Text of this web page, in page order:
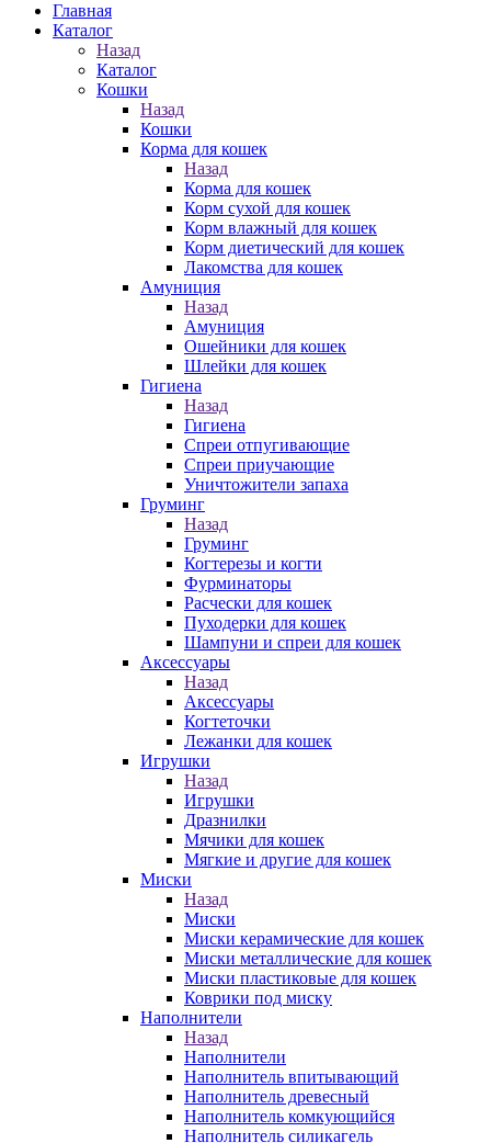
Главная
Каталог
Назад
Каталог
Кошки
Назад
Кошки
Корма для кошек
Назад
Корма для кошек
Корм сухой для кошек
Корм влажный для кошек
Корм диетический для кошек
Лакомства для кошек
Амуниция
Назад
Амуниция
Ошейники для кошек
Шлейки для кошек
Гигиена
Назад
Гигиена
Спреи отпугивающие
Спреи приучающие
Уничтожители запаха
Груминг
Назад
Груминг
Когтерезы и когти
Фурминаторы
Расчески для кошек
Пуходерки для кошек
Шампуни и спреи для кошек
Аксессуары
Назад
Аксессуары
Когтеточки
Лежанки для кошек
Игрушки
Назад
Игрушки
Дразнилки
Мячики для кошек
Мягкие и другие для кошек
Миски
Назад
Миски
Миски керамические для кошек
Миски металлические для кошек
Миски пластиковые для кошек
Коврики под миску
Наполнители
Назад
Наполнители
Наполнитель впитывающий
Наполнитель древесный
Наполнитель комкующийся
Наполнитель силикагель